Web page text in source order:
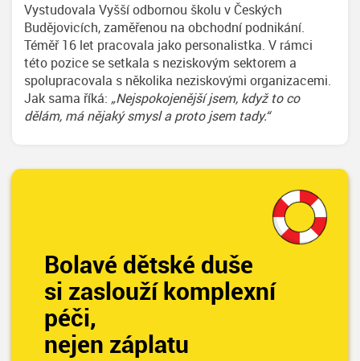
Vystudovala Vyšší odbornou školu v Českých
Budějovicích, zaměřenou na obchodní podnikání.
Téměř 16 let pracovala jako personalistka. V rámci
této pozice se setkala s neziskovým sektorem a
spolupracovala s několika neziskovými organizacemi.
Jak sama říká: „Nejspokojenější jsem, když to co
dělám, má nějaký smysl a proto jsem tady.“
Bolavé dětské duše
si zaslouží komplexní
péči,
nejen záplatu